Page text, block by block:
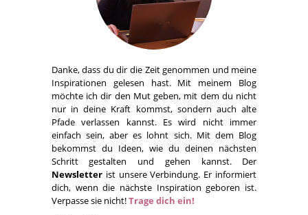
Danke, dass du dir die Zeit genommen und meine
Inspirationen gelesen hast. Mit meinem Blog
möchte ich dir den Mut geben, mit dem du nicht
nur in deine Kraft kommst, sondern auch alte
Pfade verlassen kannst. Es wird nicht immer
einfach sein, aber es lohnt sich. Mit dem Blog
bekommst du Ideen, wie du deinen nächsten
Schritt gestalten und gehen kannst. Der
Newsletterist unsere Verbindung. Er informiert
dich, wenn die nächste Inspiration geboren ist.
Verpasse sie nicht!Trage dich ein!